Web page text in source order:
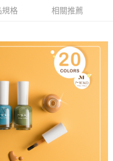
星展（台灣）商業銀行
中國信託商業銀行
付款」的支付方式。 讓您購物簡單
不需儲值。
即可結帳。
款。
」後，將跳轉至「AFTEE先享後付」
，即可完成結帳。
知簡訊。
此簡訊中的連結，可透過四大超商／
，方視為交易完成。
費，但若您需要取消訂單，請聯絡
運費
運費
規格 相關推薦